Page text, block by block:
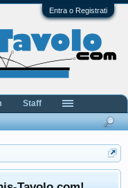
Entra o Registrati
Staff